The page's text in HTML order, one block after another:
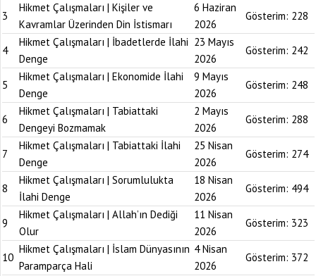
3
Hikmet Çalışmaları | Kişiler ve
Kavramlar Üzerinden Din İstismarı
6 Haziran
2026
Gösterim: 228
4
Hikmet Çalışmaları | İbadetlerde İlahi
Denge
23 Mayıs
2026
Gösterim: 242
5
Hikmet Çalışmaları | Ekonomide İlahi
Denge
9 Mayıs
2026
Gösterim: 248
6
Hikmet Çalışmaları | Tabiattaki
Dengeyi Bozmamak
2 Mayıs
2026
Gösterim: 288
7
Hikmet Çalışmaları | Tabiattaki İlahi
Denge
25 Nisan
2026
Gösterim: 274
8
Hikmet Çalışmaları | Sorumlulukta
İlahi Denge
18 Nisan
2026
Gösterim: 494
9
Hikmet Çalışmaları | Allah’ın Dediği
Olur
11 Nisan
2026
Gösterim: 323
10
Hikmet Çalışmaları | İslam Dünyasının
Paramparça Hali
4 Nisan
2026
Gösterim: 372